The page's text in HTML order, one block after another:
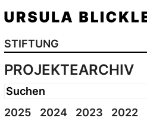
STIFTUNG
PROJEKTEARCHIV
2025
2024 2023 2022